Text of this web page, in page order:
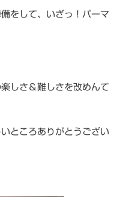
をして、いざっ！パーマ
しさ＆難しさを改めんて
ところありがとうござい